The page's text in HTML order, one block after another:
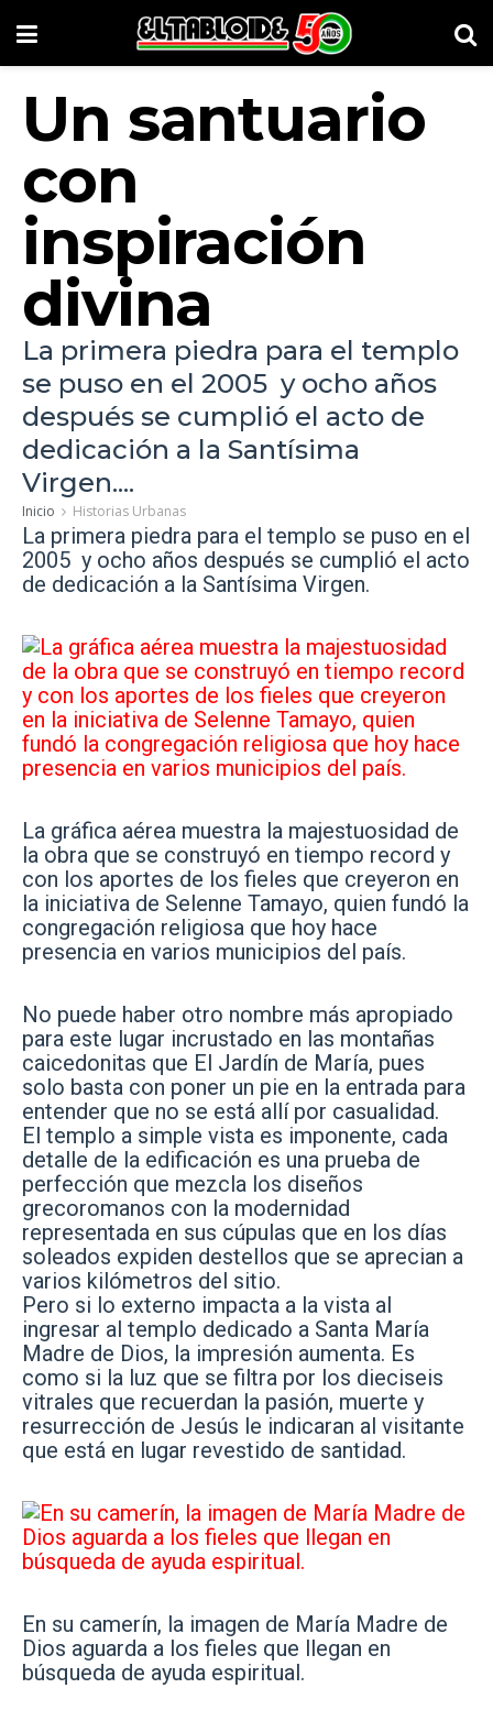
Un santuario
con
inspiración
divina
La primera piedra para el templo
se puso en el 2005 y ocho años
después se cumplió el acto de
dedicación a la Santísima
Virgen....
Inicio Historias Urbanas
La primera piedra para el templo se puso en el
2005 y ocho años después se cumplió el acto
de dedicación a la Santísima Virgen.
La gráfica aérea muestra la majestuosidad de
la obra que se construyó en tiempo record y
con los aportes de los fieles que creyeron en
la iniciativa de Selenne Tamayo, quien fundó la
congregación religiosa que hoy hace
presencia en varios municipios del país.
No puede haber otro nombre más apropiado
para este lugar incrustado en las montañas
caicedonitas que El Jardín de María, pues
solo basta con poner un pie en la entrada para
entender que no se está allí por casualidad.
El templo a simple vista es imponente, cada
detalle de la edificación es una prueba de
perfección que mezcla los diseños
grecoromanos con la modernidad
representada en sus cúpulas que en los días
soleados expiden destellos que se aprecian a
varios kilómetros del sitio.
Pero si lo externo impacta a la vista al
ingresar al templo dedicado a Santa María
Madre de Dios, la impresión aumenta. Es
como si la luz que se filtra por los dieciseis
vitrales que recuerdan la pasión, muerte y
resurrección de Jesús le indicaran al visitante
que está en lugar revestido de santidad.
En su camerín, la imagen de María Madre de
Dios aguarda a los fieles que llegan en
búsqueda de ayuda espiritual.